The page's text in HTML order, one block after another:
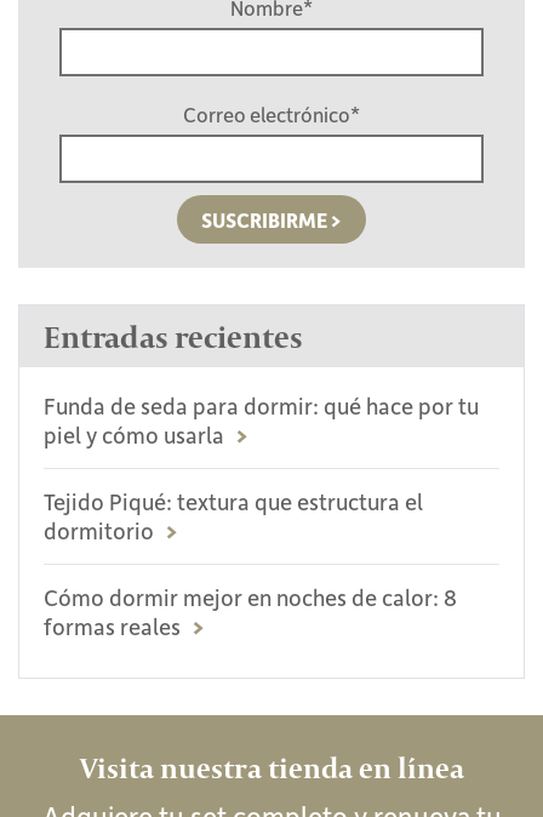
Nombre*
Correo electrónico*
Entradas recientes
Funda de seda para dormir: qué hace por tu
piel y cómo usarla
Tejido Piqué: textura que estructura el
dormitorio
Cómo dormir mejor en noches de calor: 8
formas reales
Visita nuestra tienda en línea